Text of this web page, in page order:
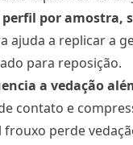
por amostra,
ajuda a replicar a
para reposição.
a vedação
contato e
perde